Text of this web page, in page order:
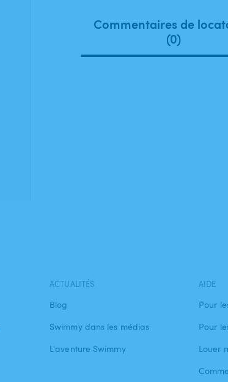
Commentaires de
(0)
ACTUALITÉS
Blog
Swimmy dans les médias
L'aventure Swimmy
AIDE
Pour
Pour
Louer